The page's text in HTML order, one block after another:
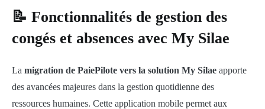
📝 Fonctionnalités de gestion des
congés et absences avec My Silae
La migration de PaiePilote vers la solution My Silae apporte
des avancées majeures dans la gestion quotidienne des
ressources humaines. Cette application mobile permet aux